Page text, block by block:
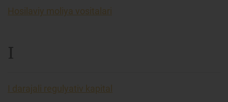
Hosilaviy moliya vositalari
I
I darajali regulyativ kapital